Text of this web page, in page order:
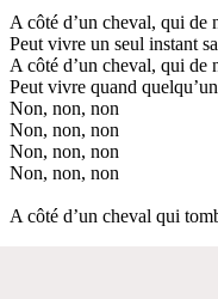
A côté d’un cheval, qui de
Peut vivre un seul instant
A côté d’un cheval, qui de
Peut vivre quand
Non, non, non
Non, non, non
Non, non, non
Non, non, non
A côté d’un cheval qui